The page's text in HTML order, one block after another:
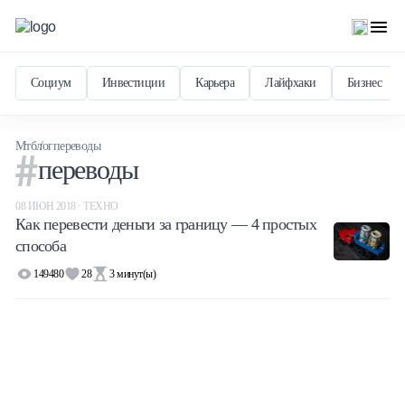
Социум Инвестиции Карьера Лайфхаки Бизнес
Мтблогпереводы
переводы
08 ИЮН 2018 · ТЕХНО
Как перевести деньги за границу — 4 простых
способа
149480 28 3минут(ы)